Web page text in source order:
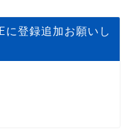
に登録追加お願いし